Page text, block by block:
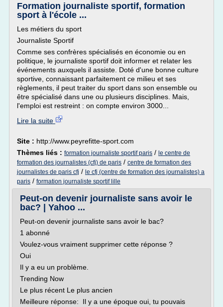
Formation journaliste sportif, formation
sport à l'école ...
Les métiers du sport
Journaliste Sportif
Comme ses confrères spécialisés en économie ou en
politique, le journaliste sportif doit informer et relater les
événements auxquels il assiste. Doté d'une bonne culture
sportive, connaissant parfaitement ce milieu et ses
règlements, il peut traiter du sport dans son ensemble ou
être spécialisé dans une ou plusieurs disciplines. Mais,
l'emploi est restreint : on compte environ 3000...
Lire la suite
Site : http://www.peyrefitte-sport.com
Thèmes liés : formation journaliste sportif paris / le centre de
formation des journalistes (cfj) de paris / centre de formation des
journalistes de paris cfj / le cfj (centre de formation des journalistes) a
paris / formation journaliste sportif lille
Peut-on devenir journaliste sans avoir le
bac? | Yahoo ...
Peut-on devenir journaliste sans avoir le bac?
1 abonné
Voulez-vous vraiment supprimer cette réponse ?
Oui
Il y a eu un problème.
Trending Now
Le plus récent Le plus ancien
Meilleure réponse: Il y a une époque oui, tu pouvais